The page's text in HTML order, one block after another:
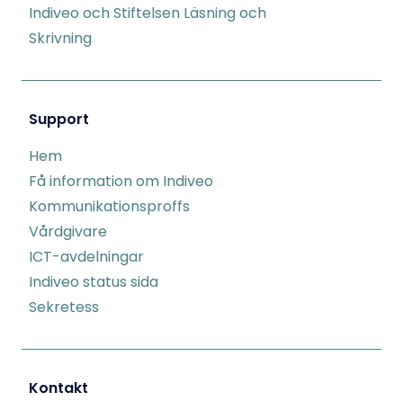
Indiveo och Stiftelsen Läsning och
Skrivning
Support
Hem
Få information om Indiveo
Kommunikationsproffs
Vårdgivare
ICT-avdelningar
Indiveo status sida
Sekretess
Kontakt